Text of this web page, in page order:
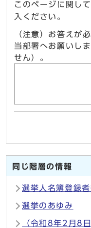
このページに関し
入ください。
（注意）お答えが
当部署へお願いし
せん）。
同じ階層の情報
選挙人名簿登録
選挙のあゆみ
（令和8年2月8